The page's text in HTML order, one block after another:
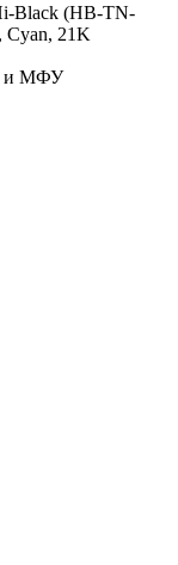
Black (HB-TN-
Cyan, 21K
и МФУ